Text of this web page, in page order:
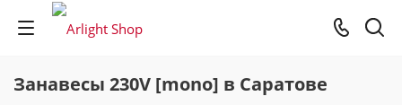
Занавесы 230V [mono] в Саратове